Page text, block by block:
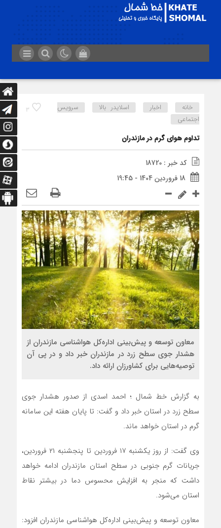
3 خانه اخبار اسلایدر بالا
سرویس
اجتماعی
تداوم هوای گرم در مازندران
کد خبر : 18720
18 فروردین 1404 - 19:45
معاون توسعه و پیش‌بینی اداره‌کل هواشناسی مازندران از
هشدار جوی سطح زرد در مازندران خبر داد و در پی آن
توصیه‌هایی برای کشاورزان ارائه داد.
به گزارش خط شمال ؛ احمد اسدی از صدور هشدار جوی
سطح زرد در استان خبر داد و گفت: تا پایان هفته این سامانه
گرم در استان خواهد ماند.
وی گفت: از روز یکشنبه ۱۷ فروردین تا پنجشنبه ۲۱ فروردین،
جریانات گرم جنوبی در سطح استان مازندران ادامه خواهد
داشت که منجر به افزایش محسوس دما در بیشتر نقاط
استان می‌شود.
معاون توسعه و پیش‌بینی اداره‌کل هواشناسی مازندران افزود: